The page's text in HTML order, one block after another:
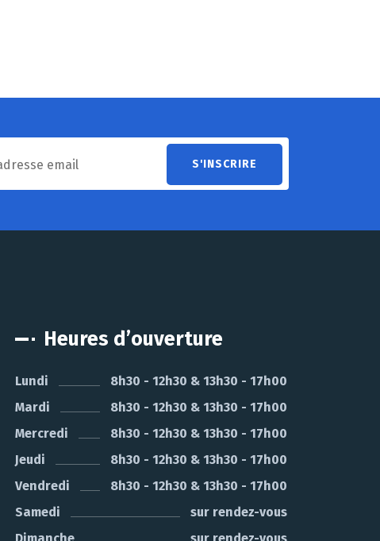
Heures d’ouverture
Lundi
8h30 - 12h30 & 13h30 - 17h00
Mardi
8h30 - 12h30 & 13h30 - 17h00
Mercredi
8h30 - 12h30 & 13h30 - 17h00
Jeudi
8h30 - 12h30 & 13h30 - 17h00
Vendredi
8h30 - 12h30 & 13h30 - 17h00
Samedi
sur rendez-vous
Dimanche
sur rendez-vous